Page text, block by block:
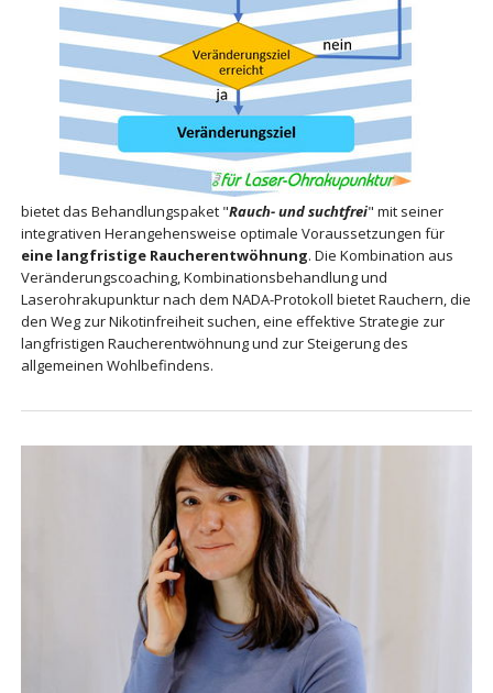
bietet das Behandlungspaket "Rauch- und suchtfrei" mit seiner
integrativen Herangehensweise optimale Voraussetzungen für
eine langfristige Raucherentwöhnung. Die Kombination aus
Veränderungscoaching, Kombinationsbehandlung und
Laserohrakupunktur nach dem NADA-Protokoll bietet Rauchern, die
den Weg zur Nikotinfreiheit suchen, eine effektive Strategie zur
langfristigen Raucherentwöhnung und zur Steigerung des
allgemeinen Wohlbefindens.